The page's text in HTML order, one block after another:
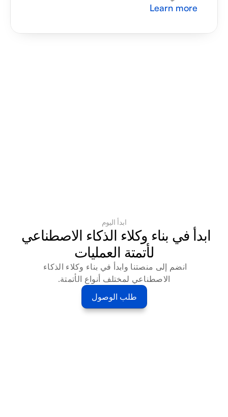
Learn more
ابدأ اليوم
لأتمتة العمليات
الاصطناعي لمختلف أنواع الأتمتة.
طلب الوصول